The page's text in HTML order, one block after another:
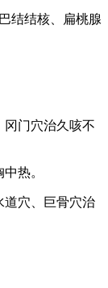
结结核、扁桃腺
冈门穴治久咳不
热。
道穴、巨骨穴治